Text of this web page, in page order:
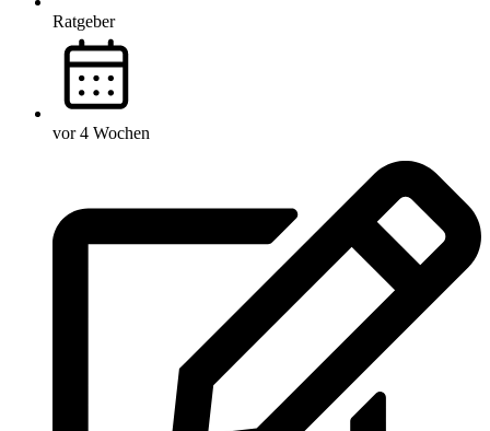
Ratgeber
vor 4 Wochen